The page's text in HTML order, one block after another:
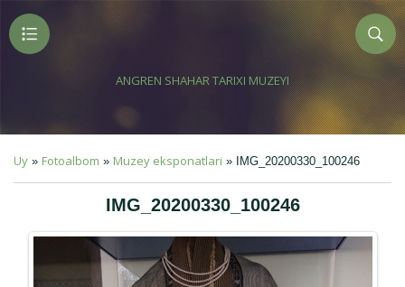
ANGREN SHAHAR TARIXI MUZEYI
Uy » Fotoalbom » Muzey eksponatlari » IMG_20200330_100246
IMG_20200330_100246